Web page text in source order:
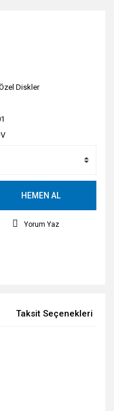
Diskler
HEMEN AL
Yorum Yaz
Taksit Seçenekleri